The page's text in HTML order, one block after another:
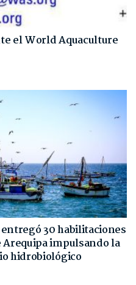
el World Aquaculture
30 habilitaciones
Arequipa impulsando la
hidrobiológico